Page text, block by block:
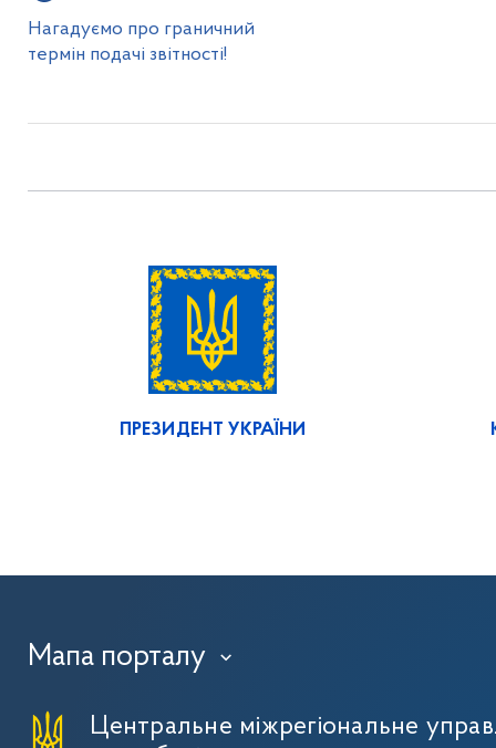
Нагадуємо про граничний
термін подачі звітності!
ПРЕЗИДЕНТ УКРАЇНИ
Мапа порталу ›
Центральне міжрегіональне